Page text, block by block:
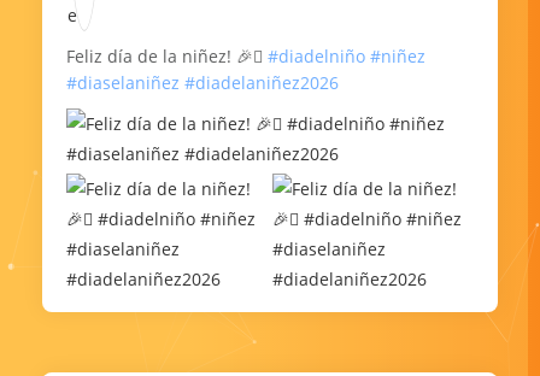
Feliz día de la niñez! 🎉🫟 #diadelniño #niñez
#diaselaniñez #diadelaniñez2026